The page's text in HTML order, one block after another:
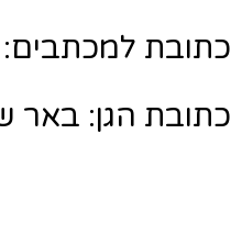
כתובת למכתבים:
כתובת הגן: באר